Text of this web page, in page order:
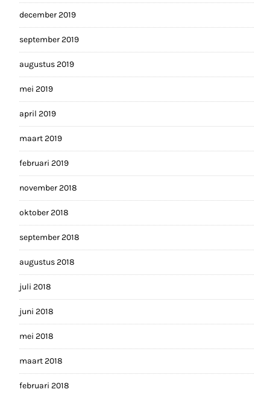
december 2019
september 2019
augustus 2019
mei 2019
april 2019
maart 2019
februari 2019
november 2018
oktober 2018
september 2018
augustus 2018
juli 2018
juni 2018
mei 2018
maart 2018
februari 2018